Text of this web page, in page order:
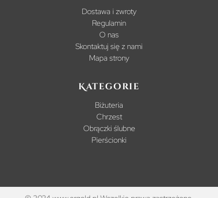
Dostawa i zwroty
Regulamin
O nas
Skontaktuj się z nami
Mapa strony
Kategorie
Biżuteria
Chrzest
Obrączki ślubne
Pierścionki